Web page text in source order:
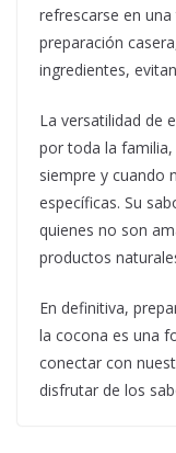
refrescarse en
preparación
ingredientes,
La versatilidad de
por toda la
siempre y cuando
específicas. Su
quienes no son
productos
En definitiva,
la cocona es una
conectar con
disfrutar de los